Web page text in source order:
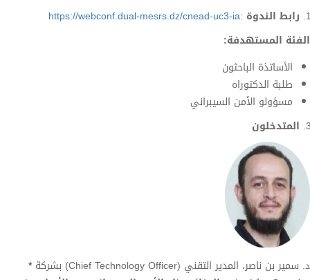
رابط الندوة :
https://webconf.dual-mesrs.dz/cnead-uc3-ia
الفئة المستهدفة:
الأساتذة الباحثون
طلبة الدكتوراه
مسؤولو الأمن السيبراني
المتدخلون
د. سمير بن ناصر، المدير التقني (Chief Technology Officer) بشركة
*